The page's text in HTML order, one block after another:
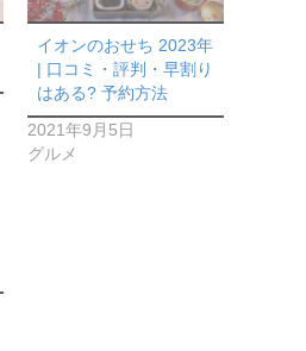
イオンのおせち 2023年
| 口コミ・評判・早割り
はある? 予約方法
2021年9月5日
グルメ